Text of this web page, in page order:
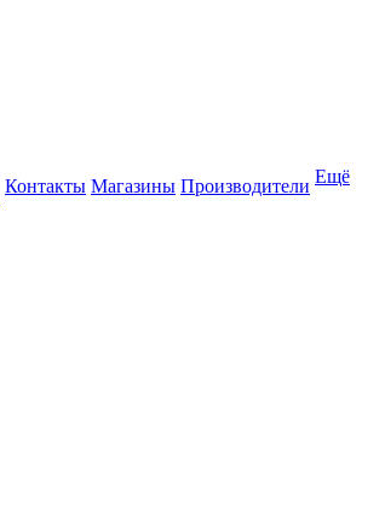
Контакты Магазины Производители Ещё